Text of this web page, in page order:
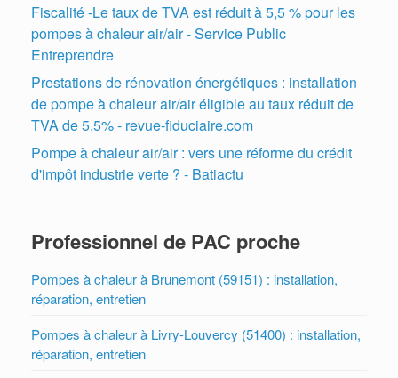
Fiscalité -Le taux de TVA est réduit à 5,5 % pour les
pompes à chaleur air/air - Service Public
Entreprendre
Prestations de rénovation énergétiques : installation
de pompe à chaleur air/air éligible au taux réduit de
TVA de 5,5% - revue-fiduciaire.com
Pompe à chaleur air/air : vers une réforme du crédit
d'impôt industrie verte ? - Batiactu
Professionnel de PAC proche
Pompes à chaleur à Brunemont (59151) : installation,
réparation, entretien
Pompes à chaleur à Livry-Louvercy (51400) : installation,
réparation, entretien